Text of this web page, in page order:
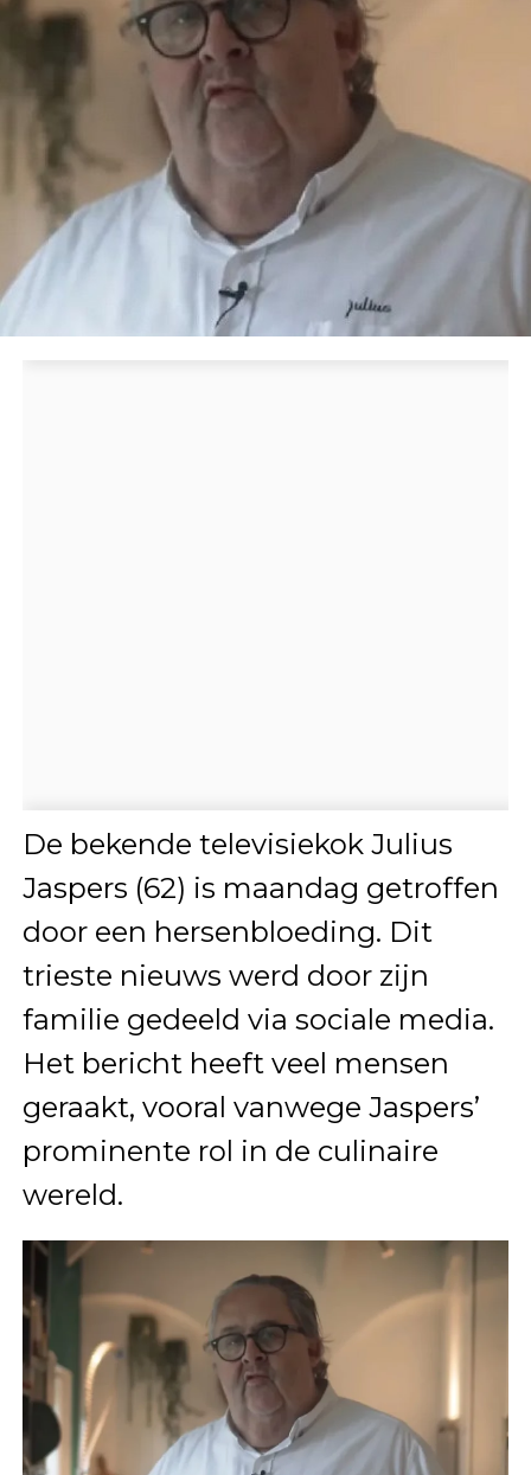
De bekende televisiekok Julius
Jaspers (62) is maandag getroffen
door een hersenbloeding. Dit
trieste nieuws werd door zijn
familie gedeeld via sociale media.
Het bericht heeft veel mensen
geraakt, vooral vanwege Jaspers’
prominente rol in de culinaire
wereld.